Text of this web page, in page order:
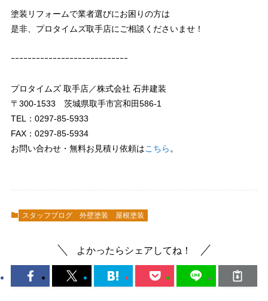
塗装リフォームで業者選びにお困りの方は
是非、プロタイムズ取手店にご相談くださいませ！
ｰｰｰｰｰｰｰｰｰｰｰｰｰｰｰｰｰｰｰｰｰｰｰｰｰｰｰｰ
プロタイムズ 取手店／株式会社 石井建装
〒300-1533 茨城県取手市宮和田586-1
TEL：0297-85-5933
FAX：0297-85-5934
お問い合わせ・無料お見積り依頼はこちら 。
スタッフブログ 外壁塗装 屋根塗装
よかったらシェアしてね！